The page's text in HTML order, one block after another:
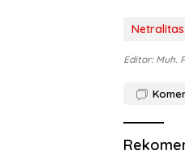
Editor: Muh.